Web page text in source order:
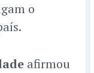
o
afirmou